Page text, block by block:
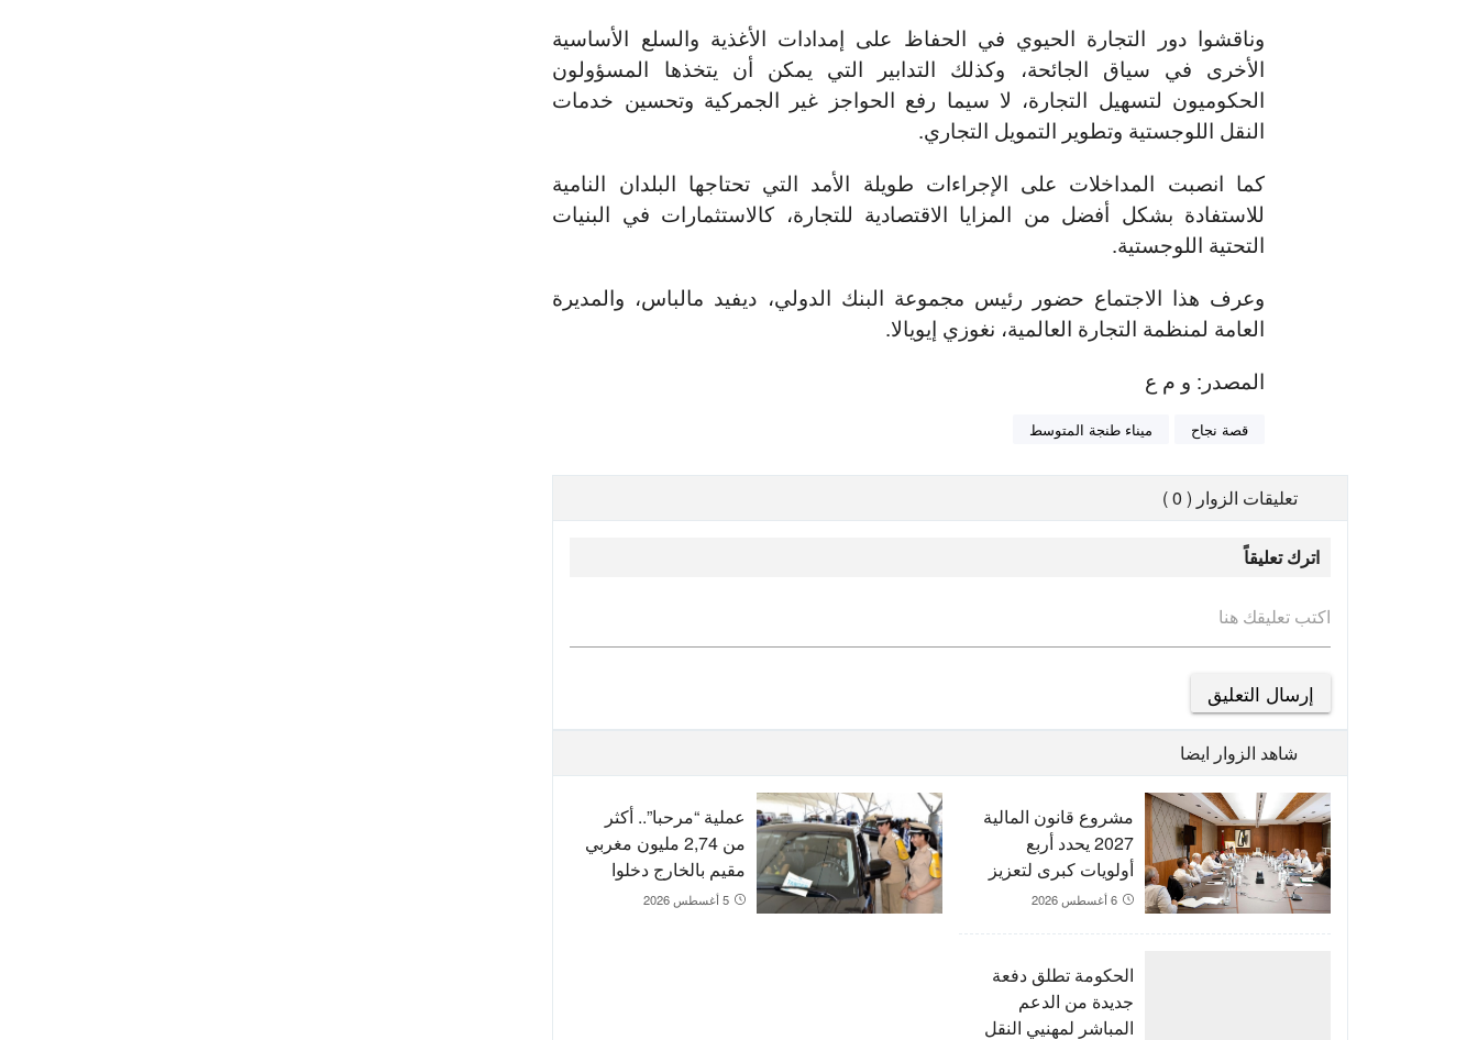
وناقشوا دور التجارة الحيوي في الحفاظ على إمدادات الأغذية والسلع الأساسية
الأخرى في سياق الجائحة، وكذلك التدابير التي يمكن أن يتخذها المسؤولون
الحكوميون لتسهيل التجارة، لا سيما رفع الحواجز غير الجمركية وتحسين خدمات
النقل اللوجستية وتطوير التمويل التجاري.
كما انصبت المداخلات على الإجراءات طويلة الأمد التي تحتاجها البلدان النامية
للاستفادة بشكل أفضل من المزايا الاقتصادية للتجارة، كالاستثمارات في البنيات
التحتية اللوجستية.
وعرف هذا الاجتماع حضور رئيس مجموعة البنك الدولي، ديفيد مالباس، والمديرة
العامة لمنظمة التجارة العالمية، نغوزي إيويالا.
المصدر: و م ع
قصة نجاح ميناء طنجة المتوسط
تعليقات الزوار ( 0 )
اترك تعليقاً
اكتب تعليقك هنا
شاهد الزوار ايضا
مشروع قانون المالية
2027 يحدد أربع
أولويات كبرى لتعزيز
التنمية وتوطيد الدولة
6 أغسطس 2026
عملية “مرحبا”.. أكثر
من 2,74 مليون مغربي
مقيم بالخارج دخلوا
5 أغسطس 2026
الحكومة تطلق دفعة
جديدة من الدعم
المباشر لمهنيي النقل